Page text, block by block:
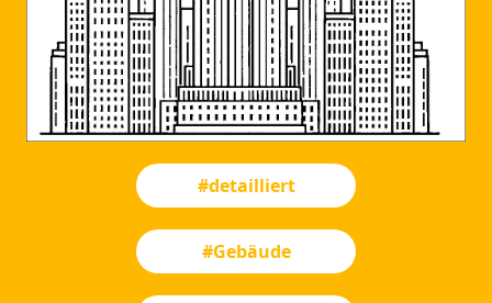
#detailliert
#Gebäude